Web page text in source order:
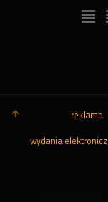
reklama
wydania